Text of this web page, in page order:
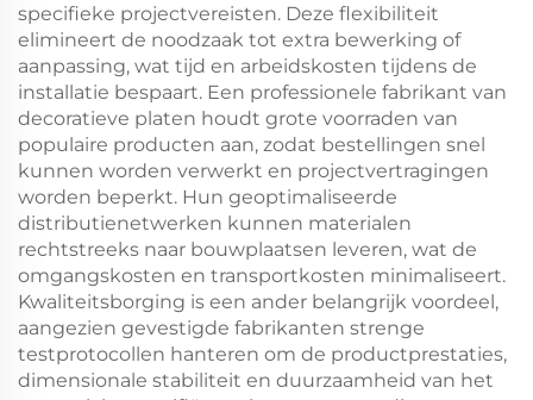
specifieke projectvereisten. Deze flexibiliteit
elimineert de noodzaak tot extra bewerking of
aanpassing, wat tijd en arbeidskosten tijdens de
installatie bespaart. Een professionele fabrikant van
decoratieve platen houdt grote voorraden van
populaire producten aan, zodat bestellingen snel
kunnen worden verwerkt en projectvertragingen
worden beperkt. Hun geoptimaliseerde
distributienetwerken kunnen materialen
rechtstreeks naar bouwplaatsen leveren, wat de
omgangskosten en transportkosten minimaliseert.
Kwaliteitsborging is een ander belangrijk voordeel,
aangezien gevestigde fabrikanten strenge
testprotocollen hanteren om de productprestaties,
dimensionale stabiliteit en duurzaamheid van het